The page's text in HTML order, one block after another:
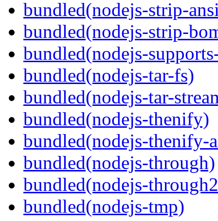
bundled(nodejs-strip-
bundled(nodejs-strip-
bundled(nodejs-
bundled(nodejs-tar-fs)
bundled(nodejs-tar-
bundled(nodejs-thenify)
bundled(nodejs-thenify-
bundled(nodejs-through)
bundled(nodejs-
bundled(nodejs-tmp)